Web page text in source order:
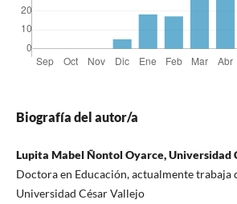
Biografía del autor/a
Lupita Mabel Ñontol Oyarce, Universidad
Doctora en Educación, actualmente trabaja
Universidad César Vallejo